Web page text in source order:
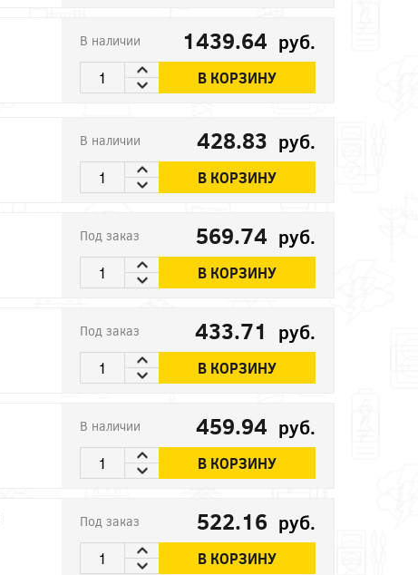
В наличии 1439.64 руб.
В КОРЗИНУ
В наличии 428.83 руб.
В КОРЗИНУ
Под заказ 569.74 руб.
В КОРЗИНУ
Под заказ 433.71 руб.
В КОРЗИНУ
В наличии 459.94 руб.
В КОРЗИНУ
Под заказ 522.16 руб.
В КОРЗИНУ